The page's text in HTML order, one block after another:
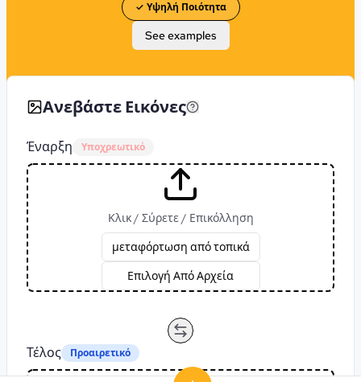
✓ Υψηλή Ποιότητα
See examples
Ανεβάστε Εικόνες
Έναρξη Υποχρεωτικό
Κλικ / Σύρετε / Επικόλληση
μεταφόρτωση από τοπικά
Επιλογή Από Αρχεία
Τέλος Προαιρετικό